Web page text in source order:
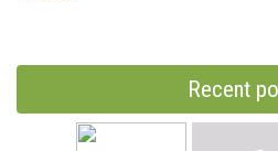
Recent